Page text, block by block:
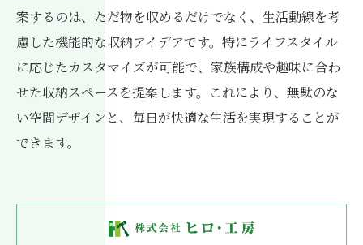
案するのは、ただ物を収めるだけでなく、生活動線を考
慮した機能的な収納アイデアです。特にライフスタイル
に応じたカスタマイズが可能で、家族構成や趣味に合わ
せた収納スペースを提案します。これにより、無駄のな
い空間デザインと、毎日が快適な生活を実現することが
できます。